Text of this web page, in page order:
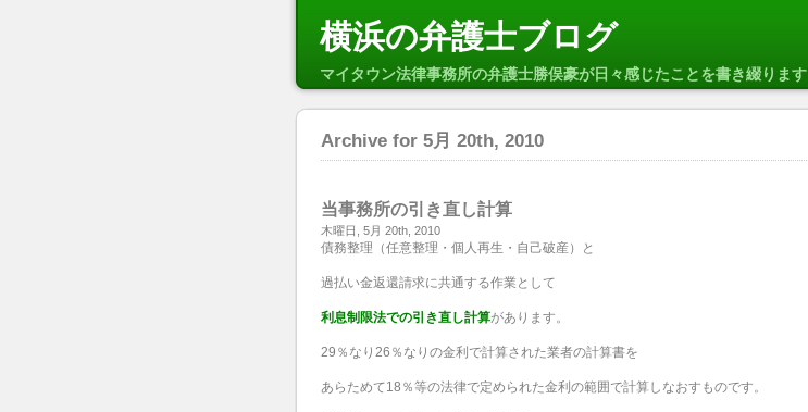
横浜の弁護士ブログ
マイタウン法律事務所の弁護士勝俣豪が日々感じたことを書き綴ります
Archive for 5月 20th, 2010
当事務所の引き直し計算
木曜日, 5月 20th, 2010
債務整理（任意整理・個人再生・自己破産）と
過払い金返還請求に共通する作業として
利息制限法での引き直し計算があります。
29％なり26％なりの金利で計算された業者の計算書を
あらためて18％等の法律で定められた金利の範囲で計算しなおすものです。